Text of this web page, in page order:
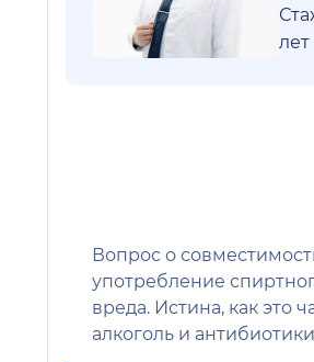
лет
Вопрос о
употребление
вреда. Истина, как это
алкоголь и